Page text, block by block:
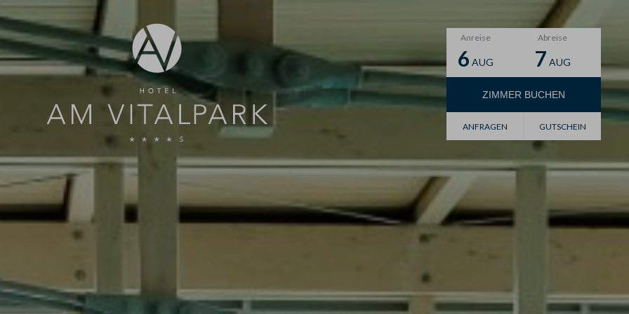
Anreise
6 AUG
Abreise
7 AUG
ZIMMER BUCHEN
ANFRAGEN